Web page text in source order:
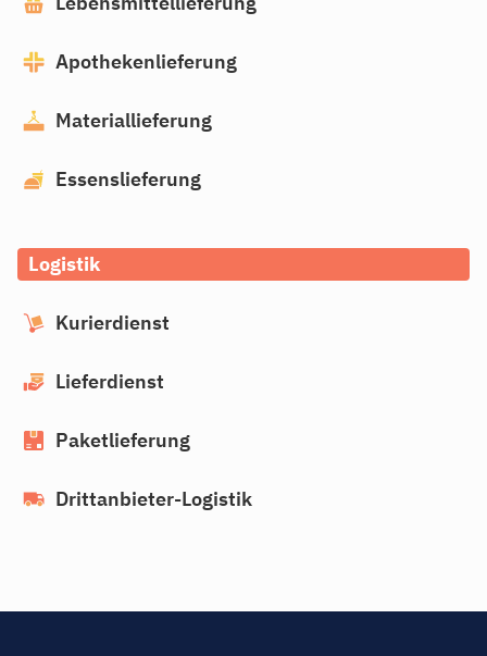
Apothekenlieferung
Materiallieferung
Essenslieferung
Logistik
Kurierdienst
Lieferdienst
Paketlieferung
Drittanbieter-Logistik